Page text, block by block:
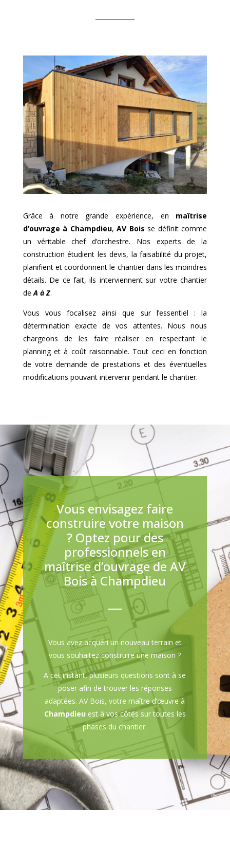
Grâce à notre grande expérience, en maîtrise
d’ouvrage à Champdieu,AV Bois se définit comme
un véritable chef d’orchestre. Nos experts de la
construction étudient les devis, la faisabilité du projet,
planifient et coordonnent le chantier dans les moindres
détails. De ce fait, ils interviennent sur votre chantier
deA à Z.
Vous vous focalisez ainsi que sur l’essentiel : la
détermination exacte de vos attentes. Nous nous
chargeons de les faire réaliser en respectant le
planning et à coût raisonnable. Tout ceci en fonction
de votre demande de prestations et des éventuelles
modifications pouvant intervenir pendant le chantier.
Vous envisagez faire
construire votre maison
? Optez pour des
professionnels en
maîtrise d’ouvrage de AV
Bois à Champdieu
Vous avez acquéri un nouveau terrain et
vous souhaitez construire une maison ?
A cet instant, plusieurs questions sont à se
poser afin de trouver les réponses
adaptées. AV Bois, votre maître d’œuvre à
Champdieu est à vos côtés sur toutes les
phases du chantier.